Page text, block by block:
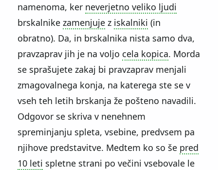
namenoma, ker neverjetno veliko ljudi
brskalnike zamenjujez iskalniki (in
obratno). Da, in brskalnika nista samo dva,
pravzaprav jih je na voljo cela kopica. Morda
se sprašujete zakaj bi pravzaprav menjali
zmagovalnega konja, na katerega ste se v
vseh teh letih brskanja že pošteno navadili.
Odgovor se skriva v nenehnem
spreminjanju spleta, vsebine, predvsem pa
njihove predstavitve. Medtem ko so še pred
10 leti spletne strani po večini vsebovale le